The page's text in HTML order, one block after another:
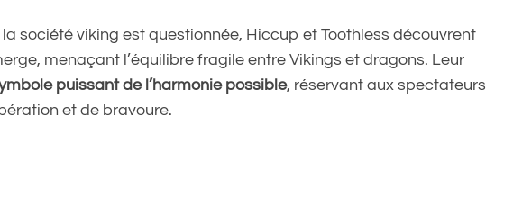
société viking est questionnée, Hiccup et Toothless découvrent
menaçant l’équilibre fragile entre Vikings et dragons. Leur
puissant de l’harmonie possible, réservant aux spectateurs
et de bravoure.